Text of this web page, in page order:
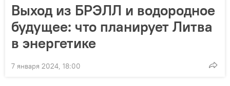
Выход из БРЭЛЛ и водородное
будущее: что планирует Литва
в энергетике
7 января 2024, 18:00